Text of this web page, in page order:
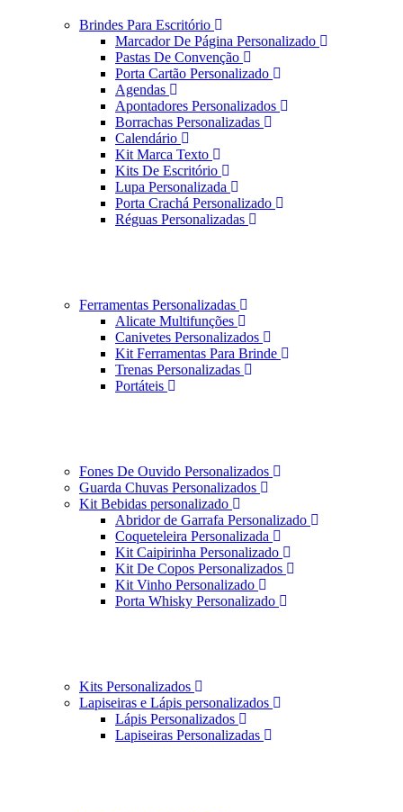
Brindes Para Escritório
Marcador De Página Personalizado
Pastas De Convenção
Porta Cartão Personalizado
Agendas
Apontadores Personalizados
Borrachas Personalizadas
Calendário
Kit Marca Texto
Kits De Escritório
Lupa Personalizada
Porta Crachá Personalizado
Réguas Personalizadas
Ferramentas Personalizadas
Alicate Multifunções
Canivetes Personalizados
Kit Ferramentas Para Brinde
Trenas Personalizadas
Portáteis
Fones De Ouvido Personalizados
Guarda Chuvas Personalizados
Kit Bebidas personalizado
Abridor de Garrafa Personalizado
Coqueteleira Personalizada
Kit Caipirinha Personalizado
Kit De Copos Personalizados
Kit Vinho Personalizado
Porta Whisky Personalizado
Kits Personalizados
Lapiseiras e Lápis personalizados
Lápis Personalizados
Lapiseiras Personalizadas